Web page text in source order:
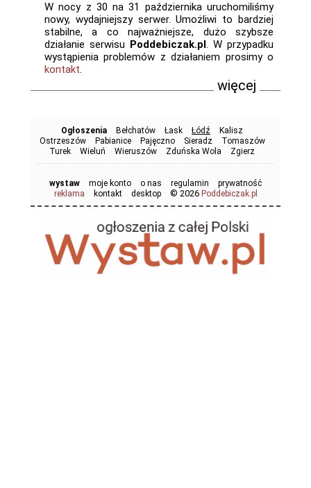
W nocy z 30 na 31 października uruchomiliśmy
nowy, wydajniejszy serwer. Umożliwi to bardziej
stabilne, a co najważniejsze, dużo szybsze
działanie serwisu Poddebiczak.pl. W przypadku
wystąpienia problemów z działaniem prosimy o
kontakt.
więcej
Ogłoszenia Bełchatów Łask Łódź
Kalisz
Ostrzeszów
Pabianice Pajęczno Sieradz
Tomaszów
Turek
Wieluń Wieruszów Zduńska Wola Zgierz
wystaw moje konto o nas regulamin
prywatność
reklama
kontakt desktop © 2026 Poddebiczak.pl